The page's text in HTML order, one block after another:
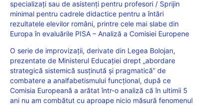
specializați sau de asistenți pentru profesori / Sprijin
minimal pentru cadrele didactice pentru a întări
rezultatele elevilor români, printre cele mai slabe din
Europa în evaluările PISA – Analiză a Comisiei Europene
O serie de improvizații, derivate din Legea Bolojan,
prezentate de Ministerul Educației drept „abordare
strategică sistemică susținută și pragmatică” de
combatere a analfabetismului funcțional, după ce
Comisia Europeană a arătat într-o analiză că în ultimii 5
ani nu am combătut cu aproape nicio măsură fenomenul